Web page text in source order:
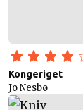
Kongeriget
Jo Nesbø